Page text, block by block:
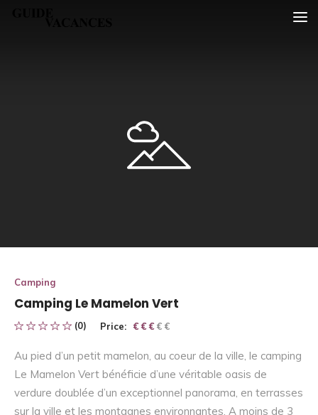
Camping
Camping Le Mamelon Vert
(0) Price: € € € € €
€ € €
Au pied d’un petit mamelon, au coeur de la ville, le camping
Le Mamelon Vert bénéficie d’une véritable oasis de
verdure doublée d’un exceptionnel panorama, en terrasses
sur la ville et les montagnes environnantes. A moins de 3